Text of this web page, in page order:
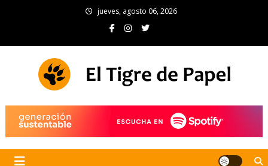
jueves, agosto 06, 2026